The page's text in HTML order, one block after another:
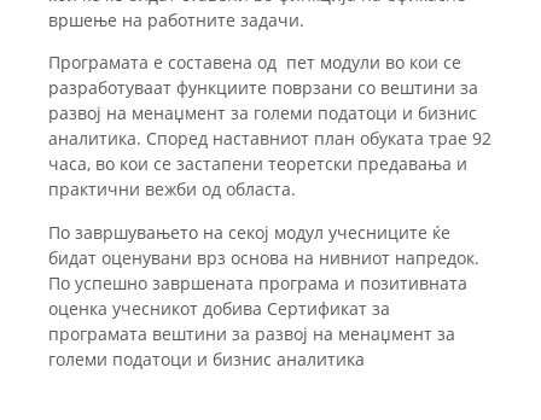
вршење на работните задачи.
Програмата е составена од пет модули во кои се
разработуваат функциите поврзани со вештини за
развој на менаџмент за големи податоци и бизнис
аналитика. Според наставниот план обуката трае 92
часа, во кои се застапени теоретски предавања и
практични вежби од областа.
По завршувањето на секој модул учесниците ќе
бидат оценувани врз основа на нивниот напредок.
По успешно завршената програма и позитивната
оценка учесникот добива Сертификат за
програмата вештини за развој на менаџмент за
големи податоци и бизнис аналитика